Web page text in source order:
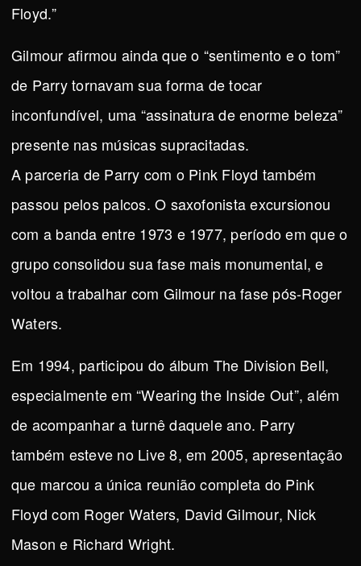
Floyd.”
Gilmour afirmou ainda que o “sentimento e o tom”
de Parry tornavam sua forma de tocar
inconfundível, uma “assinatura de enorme beleza”
presente nas músicas supracitadas.
A parceria de Parry com o Pink Floyd também
passou pelos palcos. O saxofonista excursionou
com a banda entre 1973 e 1977, período em que o
grupo consolidou sua fase mais monumental, e
voltou a trabalhar com Gilmour na fase pós-Roger
Waters.
Em 1994, participou do álbum The Division Bell,
especialmente em “Wearing the Inside Out”, além
de acompanhar a turnê daquele ano. Parry
também esteve no Live 8, em 2005, apresentação
que marcou a única reunião completa do Pink
Floyd com Roger Waters, David Gilmour, Nick
Mason e Richard Wright.